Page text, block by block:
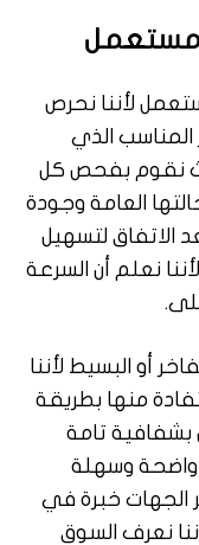
مستعمل
لأننا نحرص
الذي
نقوم بفحص كل
العامة وجودة
الاتفاق لتسهيل
نعلم أن السرعة
أو البسيط لأننا
منها بطريقة
بشفافية تامة
واضحة وسهلة
الجهات خبرة في
نعرف السوق